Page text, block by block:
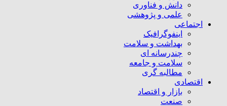
دانش و فناوری
علمی و پژوهشی
اجتماعی
اینفوگرافیک
بهداشت و سلامت
چندرسانه ای
سلامت و جامعه
مطالبه گری
اقتصادی
بازار و اقتصاد
صنعت